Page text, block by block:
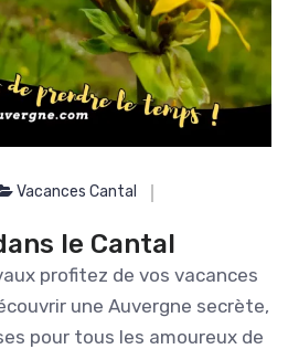
Vacances Cantal
le Cantal
profitez de vos vacances
une Auvergne secrète,
pour tous les amoureux de